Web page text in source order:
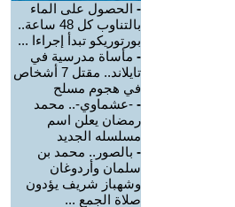
- الحصول على الماء
بالتناوب كل 48 ساعة..
بورتوريكو تبدأ إجراءا ...
- مأساة مدرسية في
تايلاند.. مقتل 7 أشخاص
في هجوم مسلح
- -عشماوي-.. محمد
رمضان يعلن اسم
مسلسله الجديد
- بالصور.. محمد بن
سلمان وأردوغان
وشهباز شريف يؤدون
صلاة الجمع ...